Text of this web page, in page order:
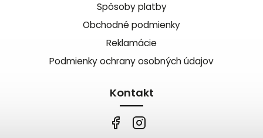
Spôsoby platby
Obchodné podmienky
Reklamácie
Podmienky ochrany osobných údajov
Kontakt